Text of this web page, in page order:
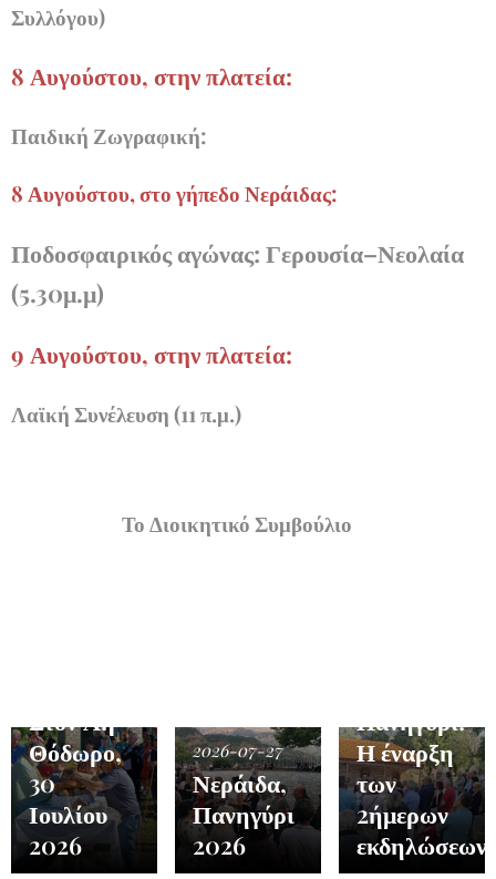
Συλλόγου)
8 Αυγούστου, στην πλατεία:
Παιδική Ζωγραφική:
8 Αυγούστου, στο γήπεδο Νεράιδας:
Ποδοσφαιρικός αγώνας: Γερουσία–Νεολαία
(5.30μ.μ)
9 Αυγούστου, στην πλατεία:
Λαϊκή Συνέλευση (11 π.μ.)
Το Διοικητικό Συμβούλιο
Στον Άη-
Θόδωρο,
30
Ιουλίου
2026
2026-07-27
Νεράιδα,
Πανηγύρι
2026
Πανηγύρι:
Η έναρξη
των
2ήμερων
εκδηλώσεων